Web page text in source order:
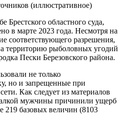
(иллюстративное)
Брестского областного суда,
в марте 2023 года. Несмотря на
соответствующего разрешения,
территорию рыболовных угодий
Пески Березовского района.
не только
но и запрещенные при
Как следует из материалов
мужчины причинили ущерб
219 базовых величин (8103